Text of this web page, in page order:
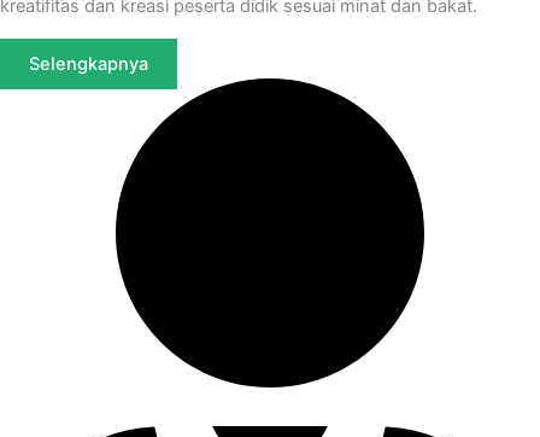
kreatifitas dan kreasi peserta didik sesuai minat dan bakat.
Selengkapnya